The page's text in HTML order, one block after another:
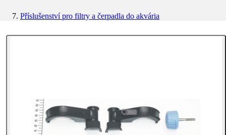
Příslušenství pro filtry a čerpadla do akvária